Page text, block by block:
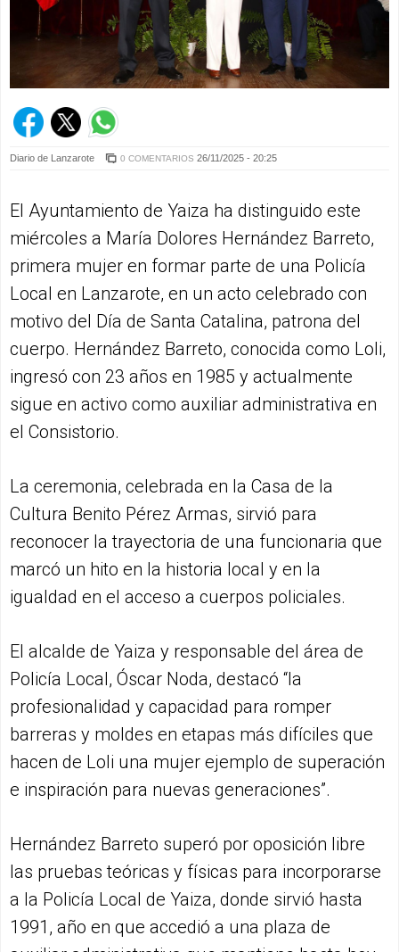
Diario de Lanzarote 0 COMENTARIOS 26/11/2025 - 20:25
El Ayuntamiento de Yaiza ha distinguido este
miércoles a María Dolores Hernández Barreto,
primera mujer en formar parte de una Policía
Local en Lanzarote, en un acto celebrado con
motivo del Día de Santa Catalina, patrona del
cuerpo. Hernández Barreto, conocida como Loli,
ingresó con 23 años en 1985 y actualmente
sigue en activo como auxiliar administrativa en
el Consistorio.
La ceremonia, celebrada en la Casa de la
Cultura Benito Pérez Armas, sirvió para
reconocer la trayectoria de una funcionaria que
marcó un hito en la historia local y en la
igualdad en el acceso a cuerpos policiales.
El alcalde de Yaiza y responsable del área de
Policía Local, Óscar Noda, destacó “la
profesionalidad y capacidad para romper
barreras y moldes en etapas más difíciles que
hacen de Loli una mujer ejemplo de superación
e inspiración para nuevas generaciones”.
Hernández Barreto superó por oposición libre
las pruebas teóricas y físicas para incorporarse
a la Policía Local de Yaiza, donde sirvió hasta
1991, año en que accedió a una plaza de